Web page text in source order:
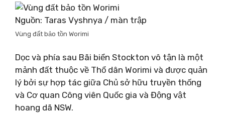
Nguồn: Taras Vyshnya / màn trập
Vùng đất bảo tồn Worimi
Dọc và phía sau Bãi biển Stockton vô tận là một
mảnh đất thuộc về Thổ dân Worimi và được quản
lý bởi sự hợp tác giữa Chủ sở hữu truyền thống
và Cơ quan Công viên Quốc gia và Động vật
hoang dã NSW.